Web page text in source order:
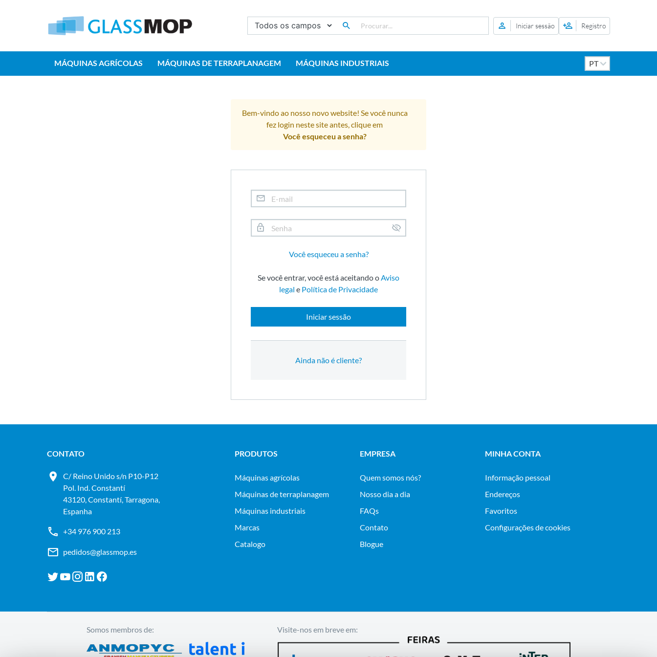
Iniciar sessão Registro
MÁQUINAS AGRÍCOLAS MÁQUINAS DE TERRAPLANAGEM MÁQUINAS INDUSTRIAIS
Bem-vindo ao nosso novo website! Se você nunca
fez login neste site antes, clique em
Você esqueceu a senha?
Você esqueceu a senha?
Se você entrar, você está aceitando oAviso
legal e Política de Privacidade
Iniciar sessão
Ainda não é cliente?
CONTATO
C/ Reino Unido s/n P10-P12
Pol. Ind. Constantí
43120, Constantí, Tarragona,
Espanha
+34 976 900 213
pedidos@glassmop.es
PRODUTOS
máquinas agrícolas
máquinas de terraplanagem
máquinas industriais
Marcas
Catalogo
EMPRESA
Quem somos nós?
Nosso dia a dia
FAQs
Contato
Blogue
MINHA CONTA
Informação pessoal
Endereços
Favoritos
Configurações de cookies
Somos membros de: Visite-nos em breve em: